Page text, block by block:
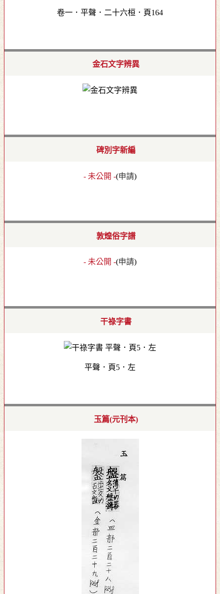
卷一．平聲．二十六桓．頁164
金石文字辨異
碑別字新編
- 未公開 -(申請)
敦煌俗字譜
- 未公開 -(申請)
干祿字書
平聲．頁5．左
玉篇(元刊本)